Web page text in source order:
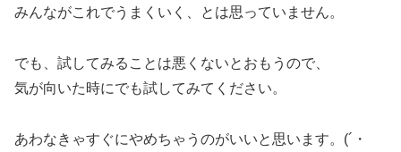
みんながこれでうまくいく、とは思っていません。
でも、試してみることは悪くないとおもうので、
気が向いた時にでも試してみてください。
あわなきゃすぐにやめちゃうのがいいと思います。(´・